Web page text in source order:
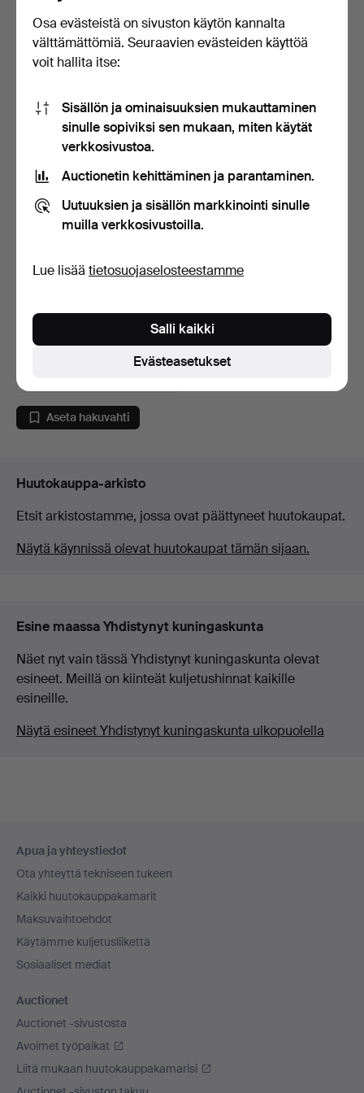
PARI LEIKETTUJA
LASINKIILTOJA JA PARI
LASI…
Myyty 12 huhti 2019
74 USD
PARI KULLATUA METALLIA
JA ALABASTERI NELJÄ…
42 USD
REGENCY STYLE
PÖYTÄK…
Myyty 23 helmi 2019
Aseta hakuvahti
Huutokauppa-arkisto
Etsit arkistostamme, jossa ovat päättyneet huutokaupat.
Näytä käynnissä olevat huutokaupat tämän sijaan.
Esine maassa Yhdistynyt kuningaskunta
Näet nyt vain tässä Yhdistynyt kuningaskunta olevat
esineet. Meillä on kiinteät kuljetushinnat kaikille
esineille.
Näytä esineet Yhdistynyt kuningaskunta ulkopuolella
Apua ja yhteystiedot
Ota yhteyttä tekniseen tukeen
Kaikki huutokauppakamarit
Maksuvaihtoehdot
Käytämme kuljetusliikettä
Sosiaaliset mediat
Auctionet
Auctionet -sivustosta
Avoimet työpaikat
Liitä mukaan huutokauppakamarisi
Osa evästeistä on sivuston käytön kannalta
välttämättömiä. Seuraavien evästeiden käyttöä
voit hallita itse:
Sisällön ja ominaisuuksien mukauttaminen
sinulle sopiviksi sen mukaan, miten käytät
verkkosivustoa.
Auctionetin kehittäminen ja parantaminen.
Uutuuksien ja sisällön markkinointi sinulle
muilla verkkosivustoilla.
Lue lisää tietosuojaselosteestamme
Evästeasetukset
Salli kaikki